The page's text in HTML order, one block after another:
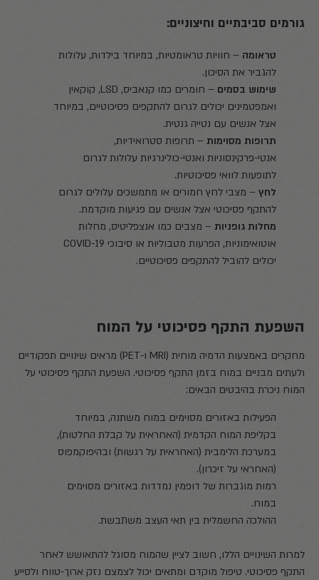
גורמים סביבתיים וחיצוניים:
טראומה – חוויות טראומטיות, במיוחד בילדות, עלולות
להגביר את הסיכון.
שימוש בסמים
– חומרים כמו קנאביס, LSD, קוקאין
ואמפטמינים יכולים לגרום להתקפים פסיכוטיים, במיוחד
אצל אנשים עם נטייה גנטית.
תרופות מסוימות – תרופות סטרואידיות,
אנטי-פרקינסוניות ואנטי-כולינרגיות עלולות לגרום
לתופעות לוואי פסיכוטיות.
לחץ – מצבי לחץ חמורים או מתמשכים עלולים לגרום
להתקף פסיכוטי אצל אנשים עם פגיעות מוקדמת.
מחלות גופניות – מצבים כמו אנצפליטיס, מחלות
אוטואימוניות, הפרעות מטבוליות או סיבוכי COVID-19
יכולים להוביל להתקפים פסיכוטיים.
השפעת התקף פסיכוטי על המוח
מחקרים באמצעות הדמיה מוחית (MRI ו-PET) מראים שינויים תפקודיים
ולעתים מבניים במוח בזמן התקף פסיכוטי. השפעת התקף פסיכוטי על
המוח ניכרת בהיבטים הבאים:
הפעילות באזורים מסוימים במוח משתנה, במיוחד
בקליפת המוח הקדמית (האחראית על קבלת החלטות),
במערכת הלימבית (האחראית על רגשות) ובהיפוקמפוס
(האחראי על זיכרון).
רמות מוגברות של דופמין נמדדות באזורים מסוימים
במוח.
ההולכה החשמלית בין תאי העצב משתבשת.
למרות השינויים הללו, חשוב לציין שהמוח מסוגל להתאושש לאחר
התקף פסיכוטי. טיפול מוקדם ומתאים יכול לצמצם נזק ארוך-טווח ולסייע